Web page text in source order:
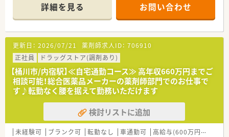
【店舗情報と応需状況について】
■JR高崎線桶川駅から徒歩1分の好立地であり、通勤の負担を少
なく通っていただける職場環境となっております。
■1日平均95枚の処方箋を応需しており、内科や心療内科に加え
て居宅13件と施設100件の在宅対応があります。
■常勤の薬剤師が7名と事務員が3名在籍しており、常時4名から
7名体制をとっているため無理なく勤務できます。
【求人情報について】
■正社員としての採用となり、ご経験や能力を考慮した上で年収
450万円から550万円の提示を予定しております。
■年間休日は120日以上で日曜日と祝日に加えて平日の固定休
みがあり、ワークライフバランスを保ちやすい環境です。
■単身者で条件を満たす方には家賃上限10万円の7割を補助す
詳細を見る お問い合わせ
更新日： 2026/07/21 薬剤師求人ID： 706910
正社員
ドラッグストア(調剤あり)
【桶川市/内宿駅】≪自宅通勤コース≫ 高年収660万円までご
相談可能！総合医薬品メーカーの薬剤師部門でのお仕事で
す♪転勤なく腰を据えて勤務いただけます
検討リストに追加
未経験可 ブランク可 転勤なし 車通勤可 高給与(600万円以上)